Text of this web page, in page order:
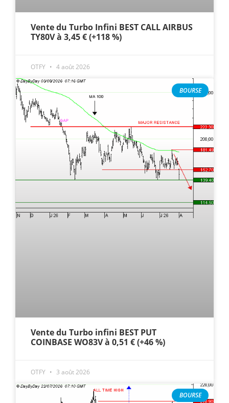
Vente du Turbo Infini BEST CALL AIRBUS
TY80V à 3,45 € (+118 %)
OTFY 4 août 2026
BOURSE
Vente du Turbo infini BEST PUT
COINBASE WO83V à 0,51 € (+46 %)
OTFY 3 août 2026
BOURSE